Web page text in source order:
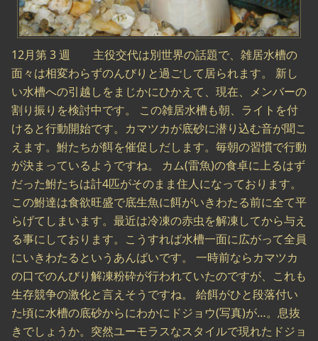
12月第 3 週 主役交代は別世界の話題で、雑居水槽の
面々は相変わらずのんびりと過ごして居られます。 新し
い水槽への引越しをまじかにひかえて、現在、メンバーの
割り振りを検討中です。 この雑居水槽も朝、ライトを付
けると行動開始です。カマツカが底砂に潜り込む音が聞こ
えます。鮒たちが餌を催促しだします。毎朝の習慣で行動
が決まっているようですね。 カム(雷魚)の食卓に上るはず
だった鮒たちは計4匹がそのまま住人になっております。
この鮒達は食欲旺盛で底生魚に餌がいきわたる前に全て平
らげてしまいます。最近は冷凍の赤虫を解凍してから与え
る事にしております。こうすれば水槽一面に広がって全員
にいきわたるというあんばいです。 一時前ならカマツカ
の口でのんびり解凍粉砕が行われていたのですが、これも
生存競争の激化と言えそうですね。 給餌がひと段落付い
た頃に水槽の底砂からにわかにドジョウ(写真)が…。息抜
きでしょうか。突然ユーモラスなスタイルで現れたドジョ